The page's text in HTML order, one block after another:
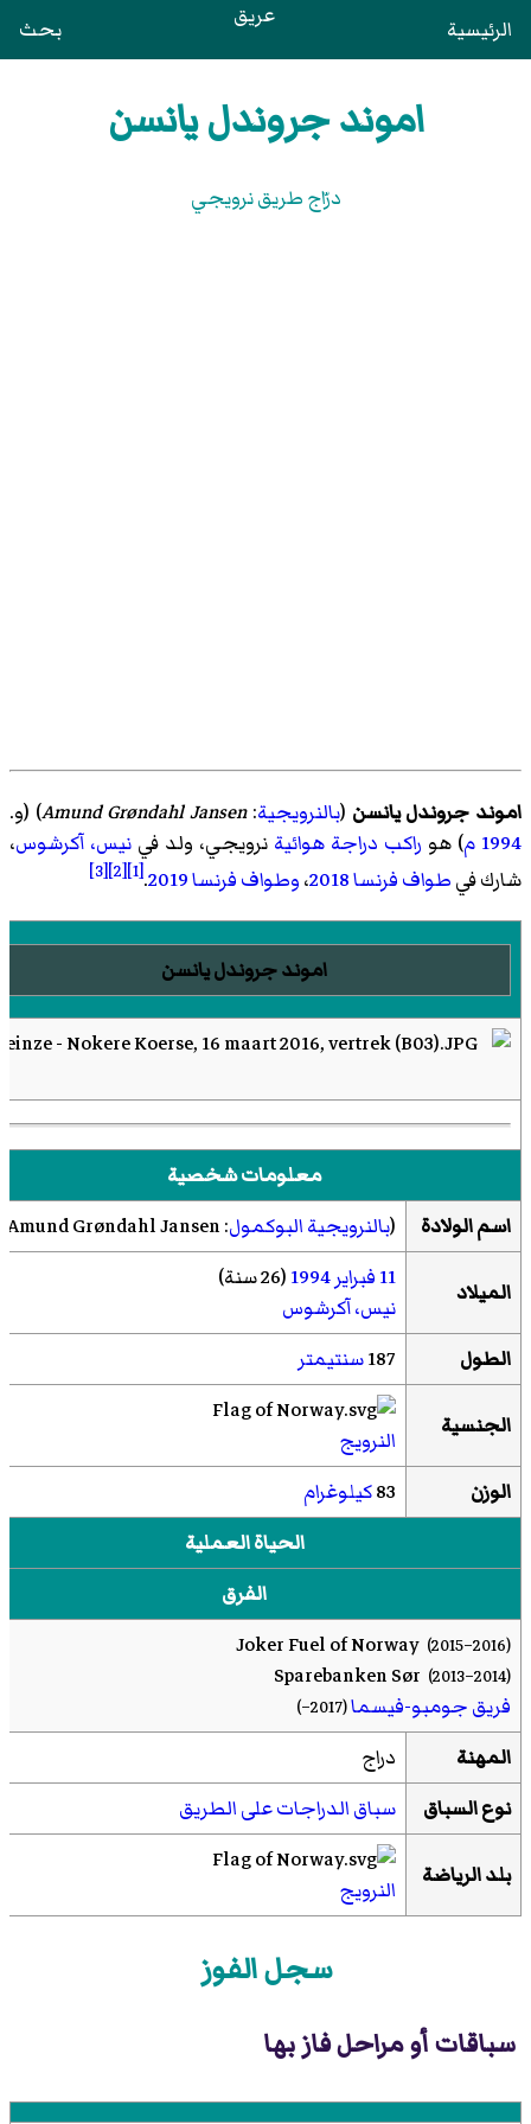
الرئيسية عريق بحث
اموند جروندل يانسن
درّاج طريق نرويجي
اموند جروندل يانسن (بالنرويجية:
Amund Grøndahl Jansen)‏ (و.
1994 م) هو راكب دراجة هوائية نرويجي، ولد في نيس، آكرشوس،
شارك فيطواف فرنسا 2018 ،وطواف فرنسا 2019 .
[1]
[2]
[3]
اموند جروندل يانسن
معلومات شخصية
اسم الولادة
(بالنرويجية البوكمول:
Amund Grøndahl Jansen
الميلاد 11 فبراير 1994(26 سنة)
نيس، آكرشوس
الطول
187سنتيمتر
الجنسية
النرويج
الوزن
83كيلوغرام
الحياة العملية
الفرق
Joker Fuel of Norway (2015–2016)
Sparebanken Sør (2013–2014)
فريق جومبو-فيسما(2017–)
المهنة
دراج
نوع السباق
سباق الدراجات على الطريق
بلد الرياضة النرويج
سجل الفوز
سباقات أو مراحل فاز بها